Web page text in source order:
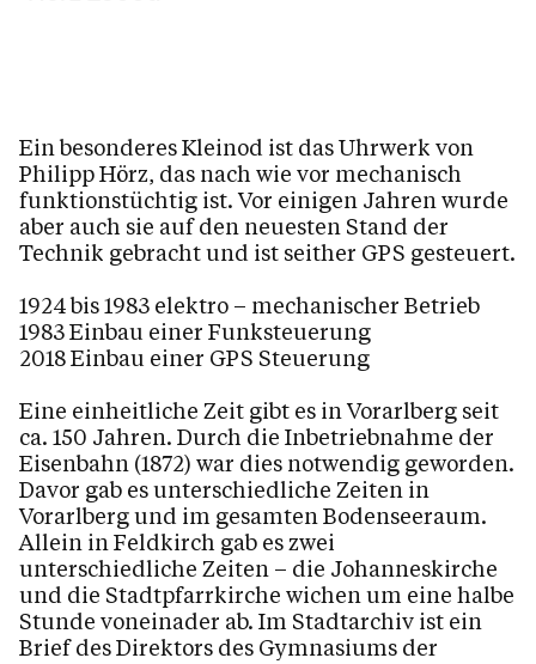
Jugendraum - Marktplatz 4
Pfarrblatt
Dommusik
Pfarrers Seite
Spiritualität
Kalender
Personen
Kontakt
Ein besonderes Kleinod ist das Uhrwerk von
Philipp Hörz, das nach wie vor mechanisch
funktionstüchtig ist. Vor einigen Jahren wurde
aber auch sie auf den neuesten Stand der
Technik gebracht und ist seither GPS gesteuert.
1924 bis 1983 elektro – mechanischer Betrieb
1983 Einbau einer Funksteuerung
2018 Einbau einer GPS Steuerung
Eine einheitliche Zeit gibt es in Vorarlberg seit
ca. 150 Jahren. Durch die Inbetriebnahme der
Eisenbahn (1872) war dies notwendig geworden.
Davor gab es unterschiedliche Zeiten in
Vorarlberg und im gesamten Bodenseeraum.
Allein in Feldkirch gab es zwei
unterschiedliche Zeiten – die Johanneskirche
und die Stadtpfarrkirche wichen um eine halbe
Stunde voneinader ab. Im Stadtarchiv ist ein
Brief des Direktors des Gymnasiums der